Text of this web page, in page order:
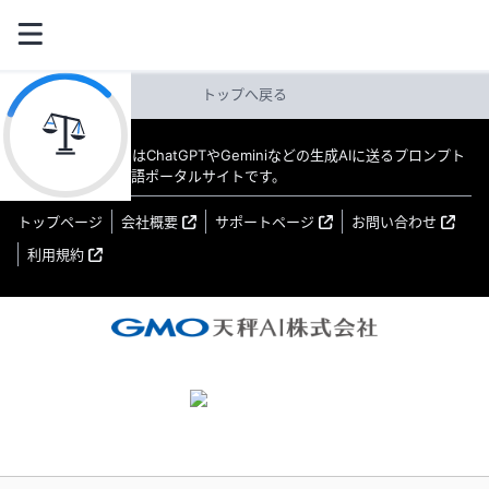
トップへ戻る
教えてAI byGMO はChatGPTやGeminiなどの生成AIに送るプロンプト
（指示文）の日本語ポータルサイトです。
トップページ 会社概要 サポートページ
お問い合わせ
利用規約